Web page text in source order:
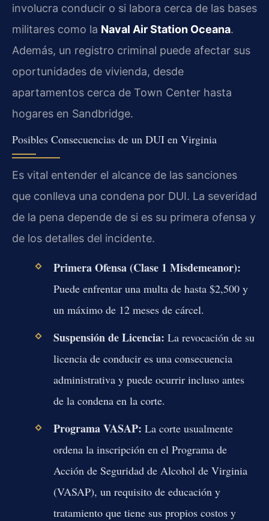
involucra conducir o si labora cerca de las bases
militares como la Naval Air Station Oceana.
Además, un registro criminal puede afectar sus
oportunidades de vivienda, desde
apartamentos cerca de Town Center hasta
hogares en Sandbridge.
Posibles Consecuencias de un DUI en Virginia
Es vital entender el alcance de las sanciones
que conlleva una condena por DUI. La severidad
de la pena depende de si es su primera ofensa y
de los detalles del incidente.
Primera Ofensa (Clase 1 Misdemeanor):
Puede enfrentar una multa de hasta $2,500 y
un máximo de 12 meses de cárcel.
Suspensión de Licencia: La revocación de su
licencia de conducir es una consecuencia
administrativa y puede ocurrir incluso antes
de la condena en la corte.
Programa VASAP: La corte usualmente
ordena la inscripción en el Programa de
Acción de Seguridad de Alcohol de Virginia
(VASAP), un requisito de educación y
tratamiento que tiene sus propios costos y